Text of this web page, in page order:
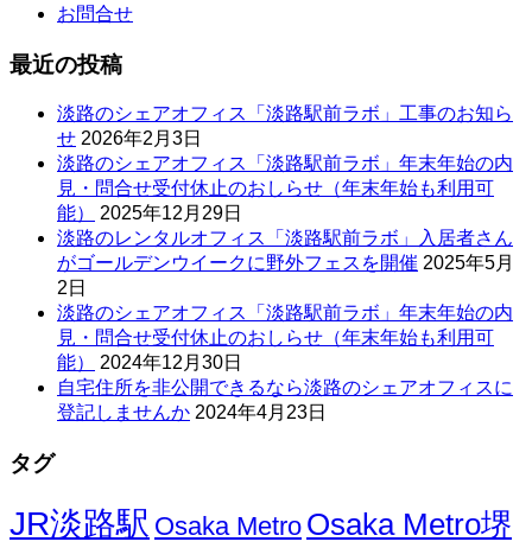
お問合せ
最近の投稿
淡路のシェアオフィス「淡路駅前ラボ」工事のお知ら
せ 2026年2月3日
淡路のシェアオフィス「淡路駅前ラボ」年末年始の内
見・問合せ受付休止のおしらせ（年末年始も利用可
能）
2025年12月29日
淡路のレンタルオフィス「淡路駅前ラボ」入居者さん
がゴールデンウイークに野外フェスを開催 2025年5月
2日
淡路のシェアオフィス「淡路駅前ラボ」年末年始の内
見・問合せ受付休止のおしらせ（年末年始も利用可
能）
2024年12月30日
自宅住所を非公開できるなら淡路のシェアオフィスに
登記しませんか 2024年4月23日
タグ
JR淡路駅 Osaka Metro Osaka Metro堺